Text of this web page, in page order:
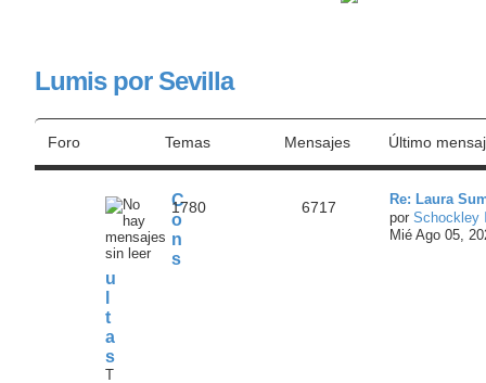
Lumis por Sevilla
Foro Temas Mensajes Último
C
o
n
s
u
t
a
s
T
1780 6717
Re: Laura
por Schockley
Mié Ago 05,